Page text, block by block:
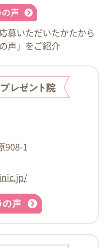
募いただいたかたから
声」をご紹介
908-1